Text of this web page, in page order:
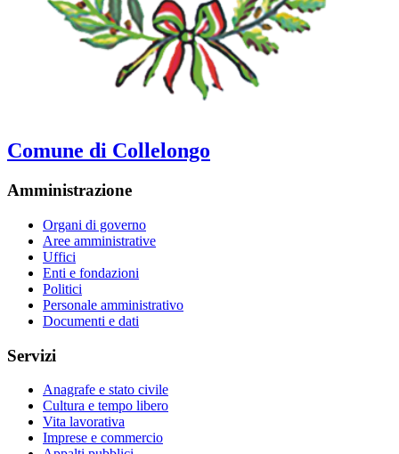
Comune di Collelongo
Amministrazione
Organi di governo
Aree amministrative
Uffici
Enti e fondazioni
Politici
Personale amministrativo
Documenti e dati
Servizi
Anagrafe e stato civile
Cultura e tempo libero
Vita lavorativa
Imprese e commercio